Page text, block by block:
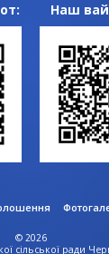
Наш
© 2026
сільської ради